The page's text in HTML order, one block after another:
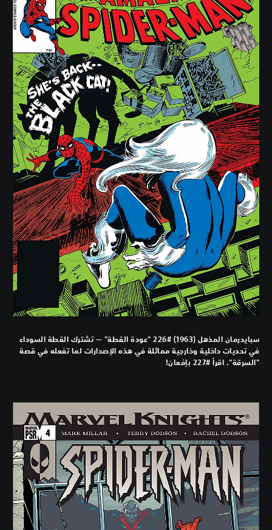
سبايدرمان المذهل (1963) #226 "عودة القطة" — تشترك القطة السوداء
في تحديات داخلية وخارجية مماثلة في هذه الإصدارات لما تفعله في قصة
"السرقة". اقرأ #227 بإمْعان!